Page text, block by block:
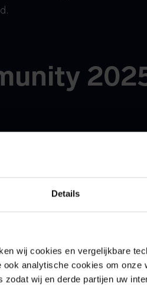
Details
wij cookies en vergelijkbare
analytische cookies om onze
wij en derde partijen uw
biedt verschillende
Wired het meest opvalt.
bij het beheren van hun
om de
Juniper switches en IoT-